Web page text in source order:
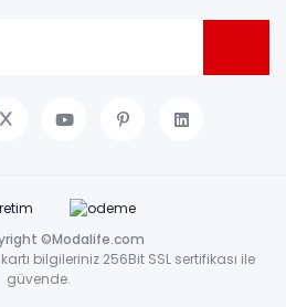
©Modalife.com
bilgileriniz 256Bit SSL sertifikası ile
güvende.